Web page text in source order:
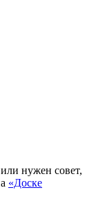
нужен совет,
«Доске